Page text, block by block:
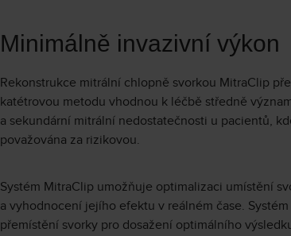
Minimálně invazivní výkon
Rekonstrukce mitrální chlopně svorkou MitraClip
katétrovou metodu vhodnou k léčbě středně
a sekundární mitrální nedostatečnosti u pacientů,
považována za rizikovou.
Systém MitraClip umožňuje optimalizaci umístění
a vyhodnocení jejího efektu v reálném čase.
přemístění svorky pro dosažení optimálního